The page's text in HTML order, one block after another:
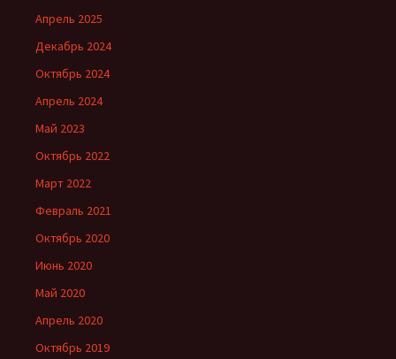
Апрель 2025
Декабрь 2024
Октябрь 2024
Апрель 2024
Май 2023
Октябрь 2022
Март 2022
Февраль 2021
Октябрь 2020
Июнь 2020
Май 2020
Апрель 2020
Октябрь 2019